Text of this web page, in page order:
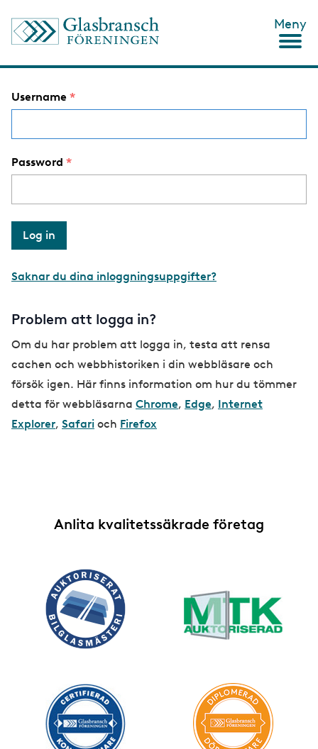
Meny
Username
Password
Saknar du dina inloggningsuppgifter?
Problem att logga in?
Om du har problem att logga in, testa att rensa
cachen och webbhistoriken i din webbläsare och
försök igen. Här finns information om hur du tömmer
detta för webbläsarna Chrome, Edge, Internet
Explorer, Safari och Firefox
Anlita kvalitetssäkrade företag